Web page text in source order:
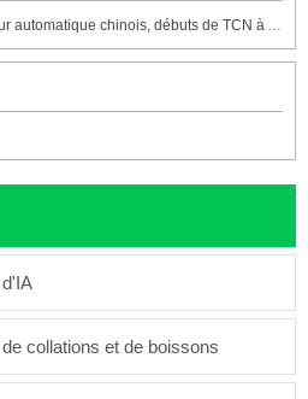
Démontrer le style de distributeur automatique chinois, débuts de TCN à ANUFOOD Chine
collations et de boissons